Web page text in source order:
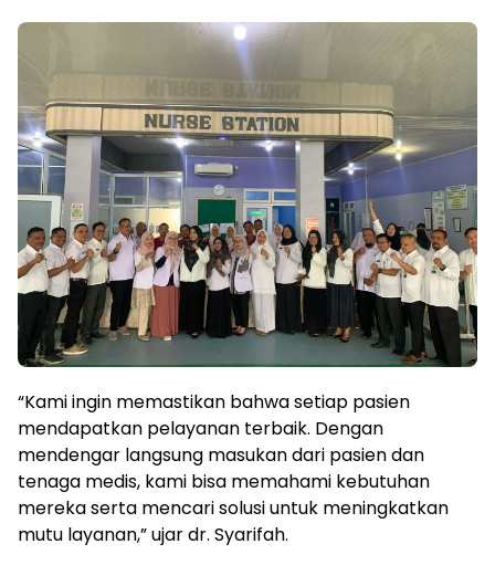
“Kami ingin memastikan bahwa setiap pasien
mendapatkan pelayanan terbaik. Dengan
mendengar langsung masukan dari pasien dan
tenaga medis, kami bisa memahami kebutuhan
mereka serta mencari solusi untuk meningkatkan
mutu layanan,” ujar dr. Syarifah.